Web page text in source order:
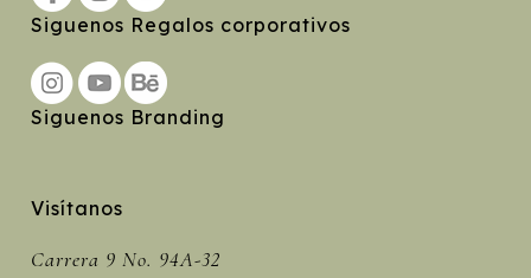
Siguenos Regalos corporativos
Siguenos Branding
Visítanos
Carrera 9 No. 94A-32